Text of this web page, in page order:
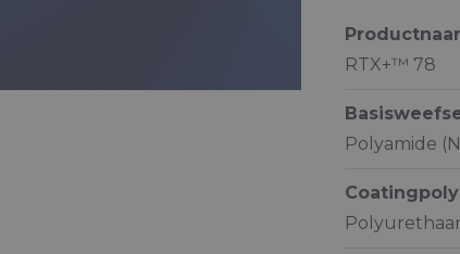
RTX+™ 78
Polyamide